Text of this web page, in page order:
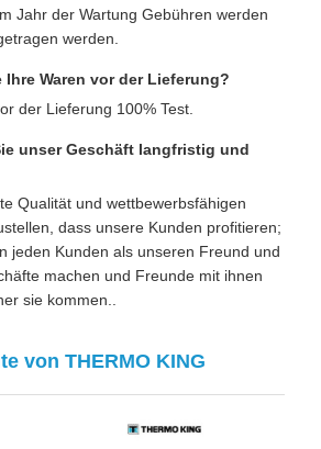
Jahr der Wartung Gebühren werden
werden.
Ihre Waren vor der Lieferung?
der Lieferung 100% Test.
unser Geschäft langfristig und
Qualität und wettbewerbsfähigen
dass unsere Kunden profitieren;
jeden Kunden als unseren Freund und
machen und Freunde mit ihnen
sie kommen..
von THERMO KING